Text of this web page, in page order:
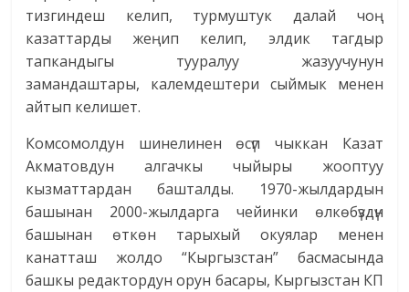
тизгиндеш келип, турмуштук далай чоң
казаттарды жеңип келип, элдик тагдыр
тапкандыгы тууралуу жазуучунун
замандаштары, калемдештери сыймык менен
айтып келишет.
Комсомолдун шинелинен өсүп чыккан Казат
Акматовдун алгачкы чыйыры жооптуу
кызматтардан башталды. 1970-жылдардын
башынан 2000-жылдарга чейинки өлкөбүздүн
башынан өткөн тарыхый окуялар менен
канатташ жолдо “Кыргызстан” басмасында
башкы редактордун орун басары, Кыргызстан КП